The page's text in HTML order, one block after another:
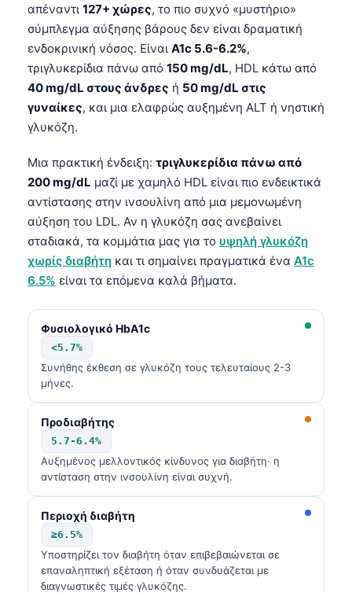
απέναντι 127+ χώρες, το πιο συχνό «μυστήριο»
σύμπλεγμα αύξησης βάρους δεν είναι δραματική
ενδοκρινική νόσος. Είναι A1c 5.6-6.2%,
τριγλυκερίδια πάνω από 150 mg/dL, HDL κάτω από
40 mg/dL στους άνδρες ή 50 mg/dL στις
γυναίκες, και μια ελαφρώς αυξημένη ALT ή νηστική
γλυκόζη.
Μια πρακτική ένδειξη: τριγλυκερίδια πάνω από
200 mg/dL μαζί με χαμηλό HDL είναι πιο ενδεικτικά
αντίστασης στην ινσουλίνη από μια μεμονωμένη
αύξηση του LDL. Αν η γλυκόζη σας ανεβαίνει
σταδιακά, τα κομμάτια μας για το υψηλή γλυκόζη
χωρίς διαβήτη και τι σημαίνει πραγματικά ένα A1c
6.5% είναι τα επόμενα καλά βήματα.
Φυσιολογικό HbA1c
<5.7%
Συνήθης έκθεση σε γλυκόζη τους τελευταίους 2-3
μήνες.
Προδιαβήτης
5.7-6.4%
Αυξημένος μελλοντικός κίνδυνος για διαβήτη· η
αντίσταση στην ινσουλίνη είναι συχνή.
Περιοχή διαβήτη
≥6.5%
Υποστηρίζει τον διαβήτη όταν επιβεβαιώνεται σε
επαναληπτική εξέταση ή όταν συνδυάζεται με
διαγνωστικές τιμές γλυκόζης.